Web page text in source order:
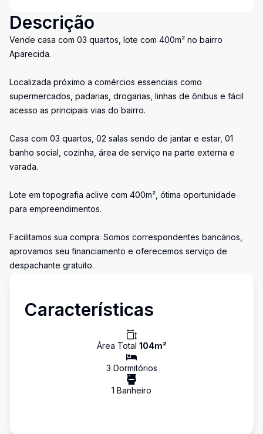
Descrição
Vende casa com 03 quartos, lote com 400m² no bairro
Aparecida.
Localizada próximo a comércios essenciais como
supermercados, padarias, drogarias, linhas de ônibus e fácil
acesso as principais vias do bairro.
Casa com 03 quartos, 02 salas sendo de jantar e estar, 01
banho social, cozinha, área de serviço na parte externa e
varada.
Lote em topografia aclive com 400m², ótima oportunidade
para empreendimentos.
Facilitamos sua compra: Somos correspondentes bancários,
aprovamos seu financiamento e oferecemos serviço de
despachante gratuito.
Características
Área Total 104m²
3 Dormitórios
1 Banheiro